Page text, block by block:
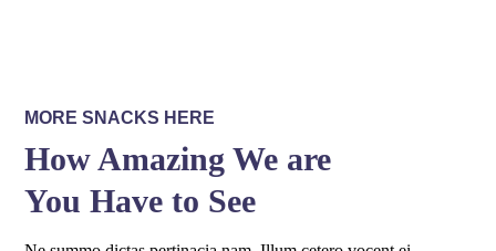
MORE SNACKS HERE
How Amazing We are
You Have to See